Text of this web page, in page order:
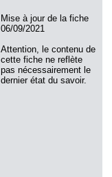
Mise à jour de la fiche
06/09/2021
Attention, le contenu de
cette fiche ne reflète
pas nécessairement le
dernier état du savoir.